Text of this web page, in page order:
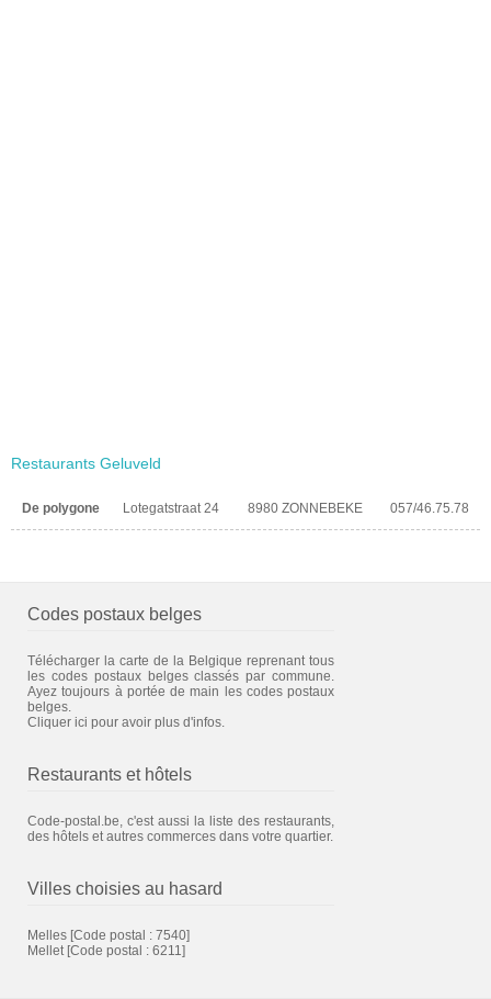
Restaurants Geluveld
De polygone Lotegatstraat 24 8980 ZONNEBEKE 057/46.75.78
Codes postaux belges
Télécharger la carte de la Belgique reprenant tous
les codes postaux belges classés par commune.
Ayez toujours à portée de main les codes postaux
belges.
Cliquer ici pour avoir plus d'infos.
Restaurants et hôtels
Code-postal.be, c'est aussi la liste des restaurants,
des hôtels et autres commerces dans votre quartier.
Villes choisies au hasard
Melles [Code postal : 7540]
Mellet [Code postal : 6211]